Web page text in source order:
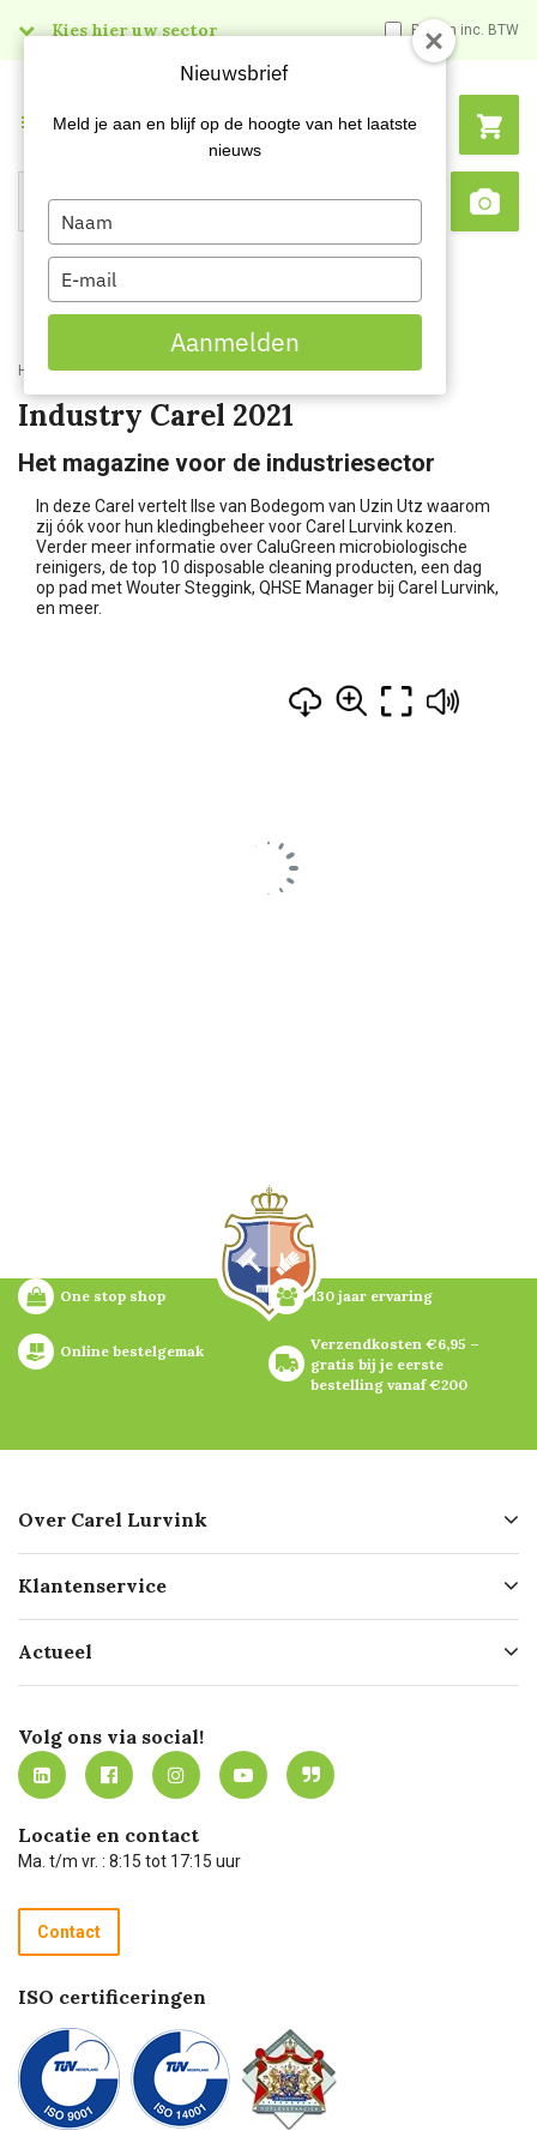
Kies hier uw sector Prijzen inc. BTW
Search
Menu
Home Kenniscentrum Industry Carel 2021
Industry Carel 2021
Het magazine voor de industriesector
In deze Carel vertelt Ilse van Bodegom van Uzin Utz waarom
zij óók voor hun kledingbeheer voor Carel Lurvink kozen.
Verder meer informatie over CaluGreen microbiologische
reinigers, de top 10 disposable cleaning producten, een dag
op pad met Wouter Steggink, QHSE Manager bij Carel Lurvink,
en meer.
One stop shop 130 jaar ervaring
Online bestelgemak
Verzendkosten €6,95 –
gratis bij je eerste
bestelling vanaf €200
Over Carel Lurvink
Geschiedenis
Missie
Certificering
Werken bij Carel Lurvink
MVO
Klantenservice
Bezorgen
Mijn Carel Lurvink
Mijn Carel Lurvink instructievideo's
Carel Lurvink App
Hulp op afstand
Technische dienst
Recycle programma
Betalen
Actueel
Innovation LAB
Tevreden klanten
Carel Lurvink Blog
Carel de podcast
Volg ons via social!
Locatie en contact
Ma. t/m vr. : 8:15 tot 17:15 uur
Contact
ISO certificeringen
Nieuwsbrief
Meld je aan en blijf op de hoogte van het laatste
nieuws
Type
your
name
Type
your
email
Aanmelden